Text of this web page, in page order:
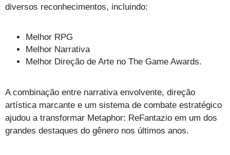
diversos reconhecimentos, incluindo:
Melhor RPG
Melhor Narrativa
Melhor Direção de Arte no The Game Awards.
A combinação entre narrativa envolvente, direção
artística marcante e um sistema de combate estratégico
ajudou a transformar Metaphor: ReFantazio em um dos
grandes destaques do gênero nos últimos anos.